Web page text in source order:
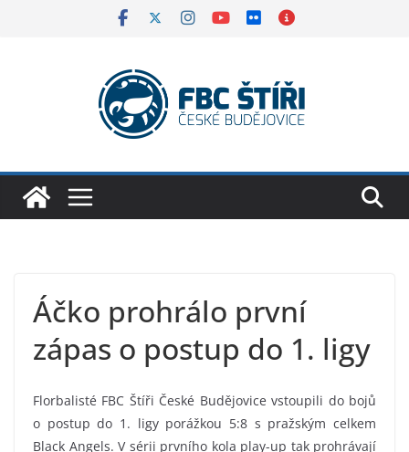
Áčko prohrálo první
zápas o postup do 1. ligy
Florbalisté FBC Štíři České Budějovice vstoupili do bojů
o postup do 1. ligy porážkou 5:8 s pražským celkem
Black Angels. V sérii prvního kola play-up tak prohrávají